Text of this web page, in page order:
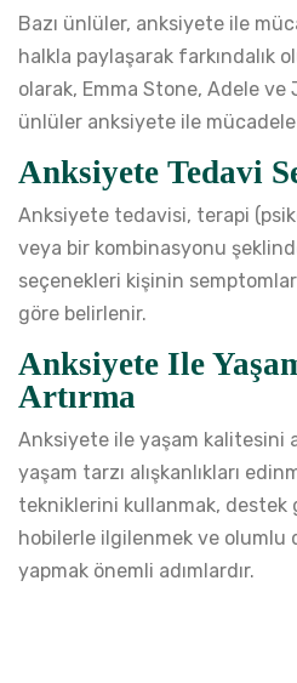
Bazı ünlüler, anksiyete ile
halkla paylaşarak farkındalık
olarak, Emma Stone, Adele
ünlüler anksiyete ile mücadele
Anksiyete Tedavi
Anksiyete tedavisi, terapi
veya bir kombinasyonu
seçenekleri kişinin
göre belirlenir.
Anksiyete Ile
Artırma
Anksiyete ile yaşam kalitesini
yaşam tarzı alışkanlıkları
tekniklerini kullanmak, destek
hobilerle ilgilenmek ve olumlu
yapmak önemli adımlardır.